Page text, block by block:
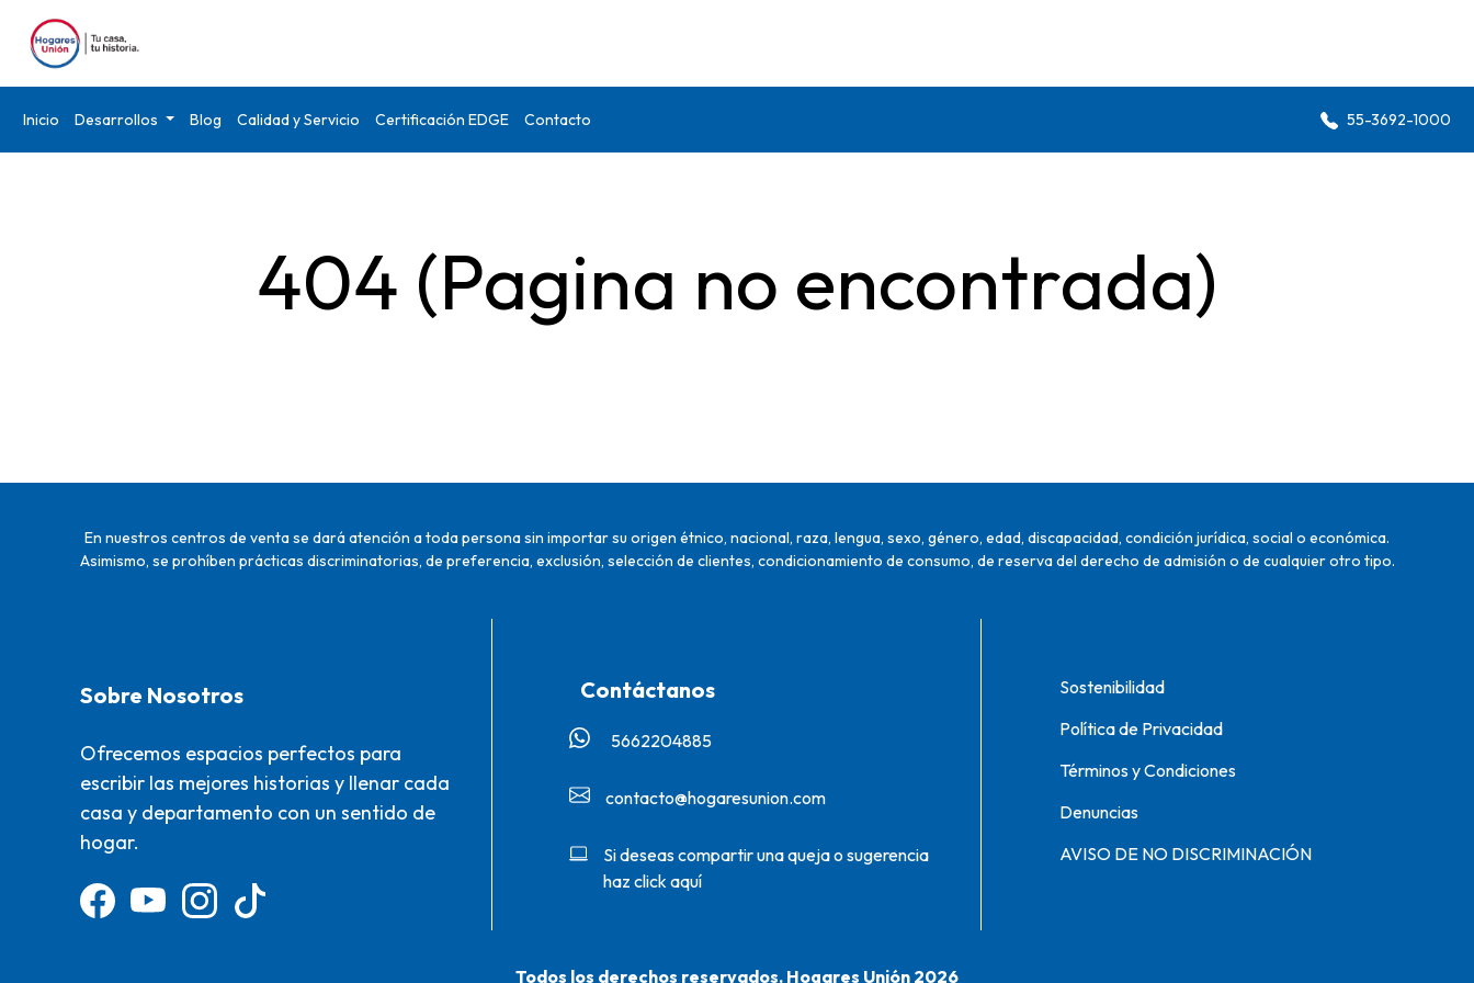
Inicio Desarrollos Blog Calidad y Servicio Certificación EDGE Contacto 55-3692-1000
404 (Pagina no encontrada)
En nuestros centros de venta se dará atención a toda persona sin importar su origen étnico, nacional, raza, lengua, sexo, género, edad, discapacidad, condición jurídica, social o económica.
Asimismo, se prohíben prácticas discriminatorias, de preferencia, exclusión, selección de clientes, condicionamiento de consumo, de reserva del derecho de admisión o de cualquier otro tipo.
Sobre Nosotros
Ofrecemos espacios perfectos para
escribir las mejores historias y llenar cada
casa y departamento con un sentido de
hogar.
Contáctanos
5662204885‬
contacto@hogaresunion.com
Si deseas compartir una queja o sugerencia
haz click aquí
Sostenibilidad
Política de Privacidad
Términos y Condiciones
Denuncias
AVISO DE NO DISCRIMINACIÓN
Todos los derechos reservados. Hogares Unión 2026